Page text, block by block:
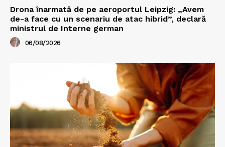
Drona înarmată de pe aeroportul Leipzig: „Avem
de-a face cu un scenariu de atac hibrid”, declară
ministrul de Interne german
06/08/2026